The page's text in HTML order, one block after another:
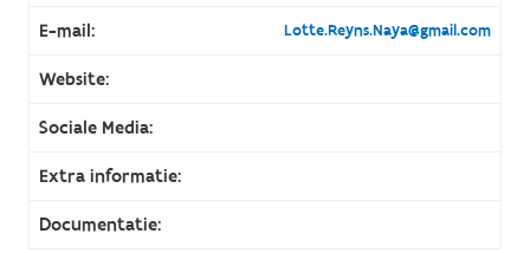
E-mail: Lotte.Reyns.Naya@gmail.com
Website:
Sociale Media:
Extra informatie:
Documentatie: